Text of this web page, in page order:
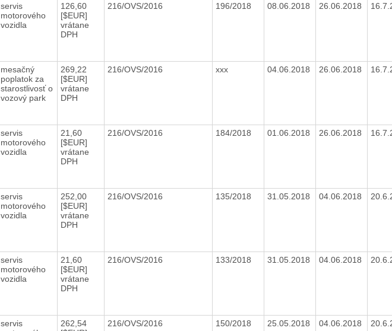
servis
motorového
vozidla
126,60
[$EUR]
vrátane
DPH
216/OVS/2016 196/2018 08.06.2018 26.06.2018
mesačný
poplatok za
starostlivosť o
vozový park
269,22
[$EUR]
vrátane
DPH
216/OVS/2016 xxx 04.06.2018 26.06.2018
servis
motorového
vozidla
21,60
[$EUR]
vrátane
DPH
216/OVS/2016 184/2018 01.06.2018 26.06.2018
servis
motorového
vozidla
252,00
[$EUR]
vrátane
DPH
216/OVS/2016 135/2018 31.05.2018 04.06.2018
servis
motorového
vozidla
21,60
[$EUR]
vrátane
DPH
216/OVS/2016 133/2018 31.05.2018 04.06.2018
servis
262,54
216/OVS/2016 150/2018 25.05.2018 04.06.2018